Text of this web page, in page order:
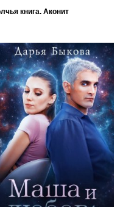
книга. Аконит